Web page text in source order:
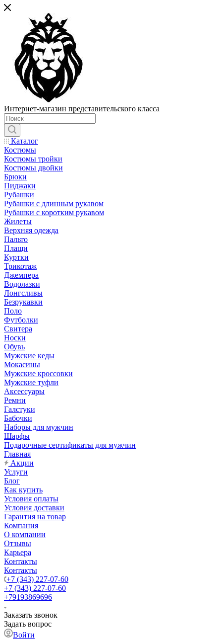
Интернет-магазин представительского класса
Каталог
Костюмы
Костюмы тройки
Костюмы двойки
Брюки
Пиджаки
Рубашки
Рубашки с длинным рукавом
Рубашки с коротким рукавом
Жилеты
Верхняя одежда
Пальто
Плащи
Куртки
Трикотаж
Джемпера
Водолазки
Лонгсливы
Безрукавки
Поло
Футболки
Свитера
Носки
Обувь
Мужские кеды
Мокасины
Мужские кроссовки
Мужские туфли
Аксессуары
Ремни
Галстуки
Бабочки
Наборы для мужчин
Шарфы
Подарочные сертификаты для мужчин
Главная
Акции
Услуги
Блог
Как купить
Условия оплаты
Условия доставки
Гарантия на товар
Компания
О компании
Отзывы
Карьера
Контакты
Контакты
+7 (343) 227-07-60
+7 (343) 227-07-60
+79193869696
Заказать звонок
Задать вопрос
Войти